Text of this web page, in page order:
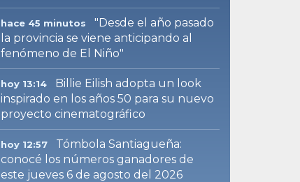
hace 45 minutos
"Desde el año pasado
la provincia se viene anticipando al
fenómeno de El Niño"
hoy 13:14
Billie Eilish adopta un look
inspirado en los años 50 para su nuevo
proyecto cinematográfico
hoy 12:57
Tómbola Santiagueña:
conocé los números ganadores de
este jueves 6 de agosto del 2026